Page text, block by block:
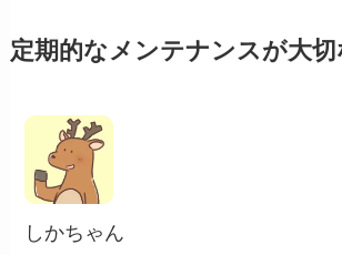
定期的なメンテナンスが大切
しかちゃん